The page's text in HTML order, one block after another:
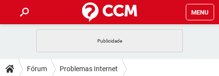
MENU
CELULAR FACEBOOK
DICAS
Fórum Problemas Internet